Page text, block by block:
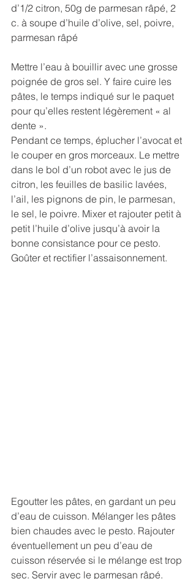
d’1/2 citron, 50g de parmesan râpé, 2
c. à soupe d’huile d’olive, sel, poivre,
parmesan râpé
Mettre l’eau à bouillir avec une grosse
poignée de gros sel. Y faire cuire les
pâtes, le temps indiqué sur le paquet
pour qu’elles restent légèrement « al
dente ».
Pendant ce temps, éplucher l’avocat et
le couper en gros morceaux. Le mettre
dans le bol d’un robot avec le jus de
citron, les feuilles de basilic lavées,
l’ail, les pignons de pin, le parmesan,
le sel, le poivre. Mixer et rajouter petit à
petit l’huile d’olive jusqu’à avoir la
bonne consistance pour ce pesto.
Goûter et rectifier l’assaisonnement.
Egoutter les pâtes, en gardant un peu
d’eau de cuisson. Mélanger les pâtes
bien chaudes avec le pesto. Rajouter
éventuellement un peu d’eau de
cuisson réservée si le mélange est trop
sec. Servir avec le parmesan râpé.